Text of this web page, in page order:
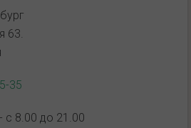
63.
35
с 8.00 до 21.00